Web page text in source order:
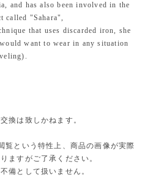
and has also been involved in the
called "Sahara",
that uses discarded iron, she
want to wear in any situation
換は致しかねます。
という特性上、商品の画像が実際
ますがご了承ください。
不備として扱いません。